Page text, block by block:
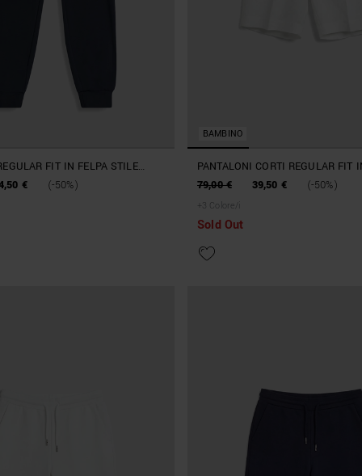
FIT IN FELPA STILE
ZIP
€ (-50%)
BAMBINO
PANTALONI CORTI REGULAR FIT
MISTO LINO E VISCOSA
79,00 € 39,50 € (-50%)
+ 3 Colore/i
Sold Out